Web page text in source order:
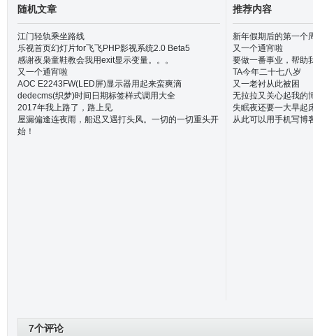
随机文章
江门轻轨乘坐路线
乐视首页幻灯片for飞飞PHP影视系统2.0 Beta5
感谢夜枭童鞋教会我用exit显示变量。。。
又一个通宵啦
AOC E2243FW(LED屏)显示器用起来蛮爽滴
dedecms(织梦)时间日期标签样式调用大全
2017年我上路了，路上见
屋漏偏逢连夜雨，船迟又遇打头风。一切的一切重头开
始！
推荐内容
新年假期后的第一个
又一个通宵啦
要做一番事业，帮助
TA今年二十七八岁
又一老衬从此被困
无拉拉又关心起我的
失眠夜还要一大早起
从此可以用手机写博
7个评论